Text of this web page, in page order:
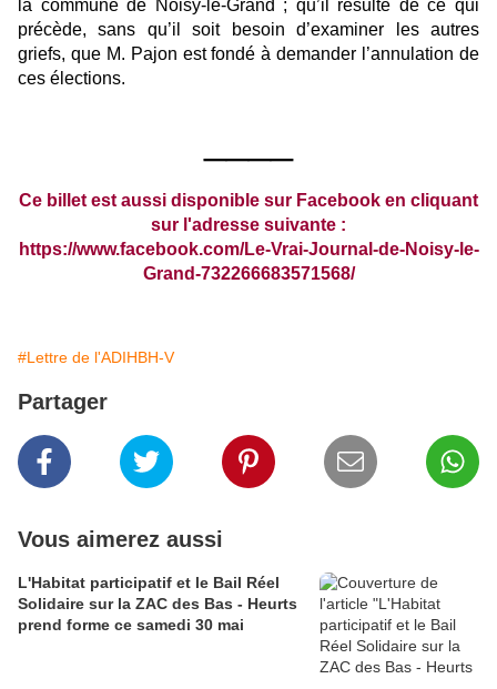
la commune de Noisy-le-Grand ; qu’il résulte de ce qui
précède, sans qu’il soit besoin d’examiner les autres
griefs, que M. Pajon est fondé à demander l’annulation de
ces élections.
Ce billet est aussi disponible sur Facebook en cliquant
sur l'adresse suivante :
https://www.facebook.com/Le-Vrai-Journal-de-Noisy-le-
Grand-732266683571568/
#Lettre de l'ADIHBH-V
Partager
Vous aimerez aussi
L'Habitat participatif et le Bail Réel
Solidaire sur la ZAC des Bas - Heurts
prend forme ce samedi 30 mai